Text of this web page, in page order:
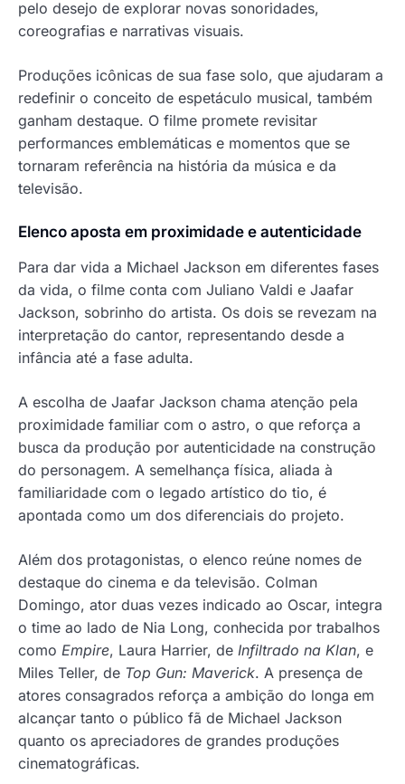
pelo desejo de explorar novas sonoridades,
coreografias e narrativas visuais.
Produções icônicas de sua fase solo, que ajudaram a
redefinir o conceito de espetáculo musical, também
ganham destaque. O filme promete revisitar
performances emblemáticas e momentos que se
tornaram referência na história da música e da
televisão.
Elenco aposta em proximidade e autenticidade
Para dar vida a Michael Jackson em diferentes fases
da vida, o filme conta com Juliano Valdi e Jaafar
Jackson, sobrinho do artista. Os dois se revezam na
interpretação do cantor, representando desde a
infância até a fase adulta.
A escolha de Jaafar Jackson chama atenção pela
proximidade familiar com o astro, o que reforça a
busca da produção por autenticidade na construção
do personagem. A semelhança física, aliada à
familiaridade com o legado artístico do tio, é
apontada como um dos diferenciais do projeto.
Além dos protagonistas, o elenco reúne nomes de
destaque do cinema e da televisão. Colman
Domingo, ator duas vezes indicado ao Oscar, integra
o time ao lado de Nia Long, conhecida por trabalhos
como Empire, Laura Harrier, de Infiltrado na Klan, e
Miles Teller, de Top Gun: Maverick. A presença de
atores consagrados reforça a ambição do longa em
alcançar tanto o público fã de Michael Jackson
quanto os apreciadores de grandes produções
cinematográficas.